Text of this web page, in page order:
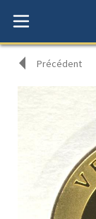
Précédent